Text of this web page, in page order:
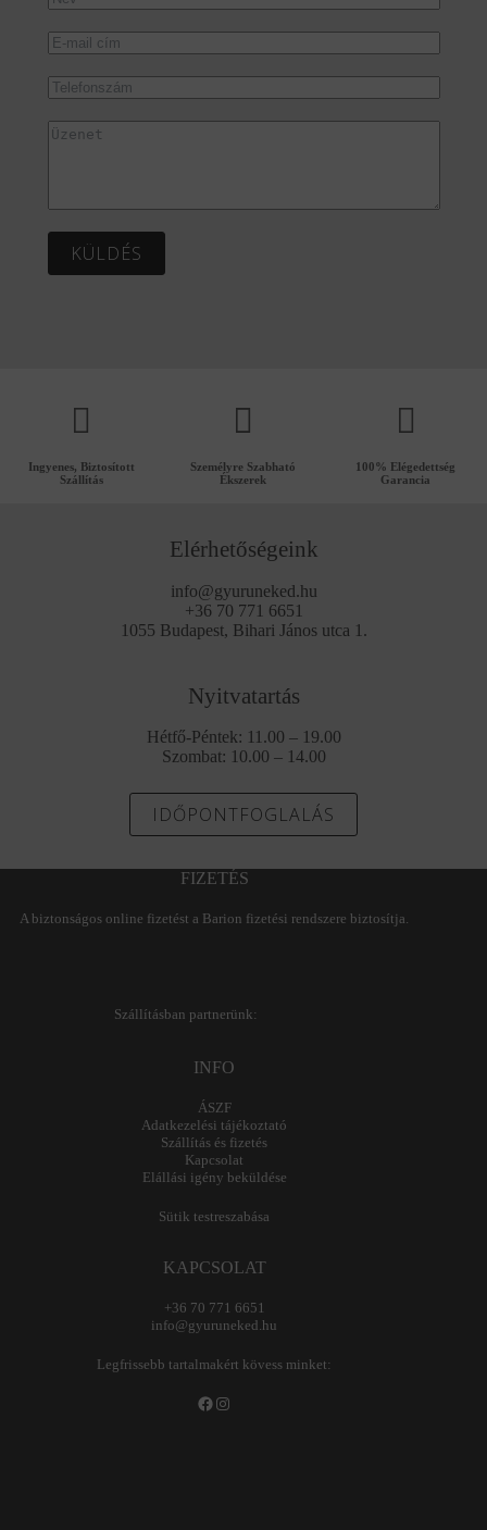
KÜLDÉS
Ingyenes, Biztosított
Szállítás
Személyre Szabható
Ékszerek
100% Elégedettség
Garancia
Elérhetőségeink
info@gyuruneked.hu
+36 70 771 6651
1055 Budapest, Bihari János utca 1.
Nyitvatartás
Hétfő-Péntek: 11.00 – 19.00
Szombat: 10.00 – 14.00
IDŐPONTFOGLALÁS
FIZETÉS
A biztonságos online fizetést a Barion fizetési rendszere biztosítja.
Szállításban partnerünk:
INFO
ÁSZF
Adatkezelési tájékoztató
Szállítás és fizetés
Kapcsolat
Elállási igény beküldése
Sütik testreszabása
KAPCSOLAT
+36 70 771 6651
info@gyuruneked.hu
Legfrissebb tartalmakért kövess minket:
Facebook
Instagram